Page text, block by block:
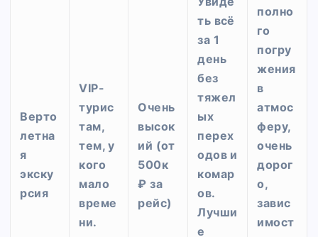
Верто
летна
я
экску
рсия
VIP-
турис
там,
тем, у
кого
мало
време
ни.
Очень
высок
ий (от
500к
₽ за
рейс)
ть всё
за 1
день
без
тяжел
ых
перех
одов и
комар
ов.
Лучши
е
полно
го
погру
жения
в
атмос
феру,
очень
дорог
о,
завис
имост